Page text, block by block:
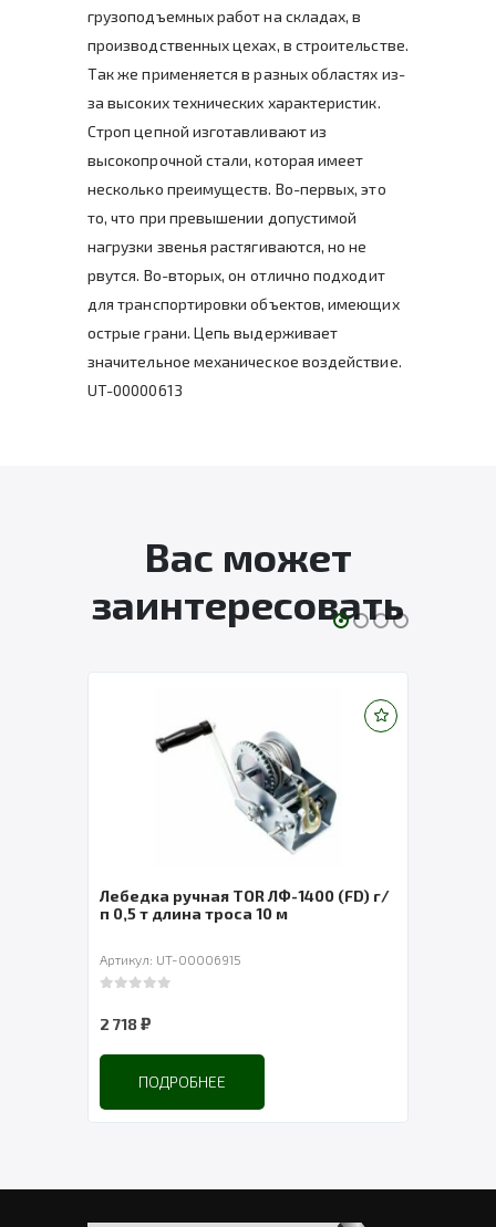
грузоподъемных работ на складах, в
производственных цехах, в строительстве.
Так же применяется в разных областях из-
за высоких технических характеристик.
Строп цепной изготавливают из
высокопрочной стали, которая имеет
несколько преимуществ. Во-первых, это
то, что при превышении допустимой
нагрузки звенья растягиваются, но не
рвутся. Во-вторых, он отлично подходит
для транспортировки объектов, имеющих
острые грани. Цепь выдерживает
значительное механическое воздействие.
UT-00000613
Вас может
заинтересовать
Лебедка ручная TOR ЛФ-1400 (FD) г/
п 0,5 т длина троса 10 м
Артикул: UT-00006915
ПОДРОБНЕЕ